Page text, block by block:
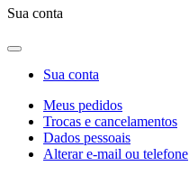
Sua conta
Sua conta
Meus pedidos
Trocas e cancelamentos
Dados pessoais
Alterar e-mail ou telefone